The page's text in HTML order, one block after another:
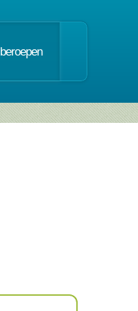
beroepen